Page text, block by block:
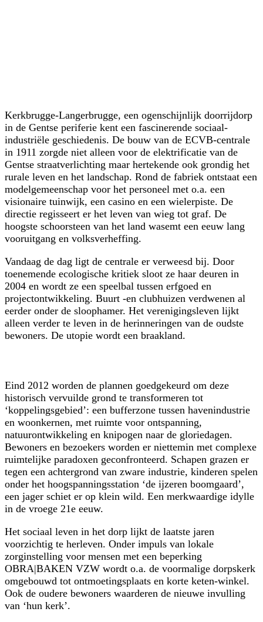
Kerkbrugge-Langerbrugge, een ogenschijnlijk doorrijdorp
in de Gentse periferie kent een fascinerende sociaal-
industriële geschiedenis. De bouw van de ECVB-centrale
in 1911 zorgde niet alleen voor de elektrificatie van de
Gentse straatverlichting maar hertekende ook grondig het
rurale leven en het landschap. Rond de fabriek ontstaat een
modelgemeenschap voor het personeel met o.a. een
visionaire tuinwijk, een casino en een wielerpiste. De
directie regisseert er het leven van wieg tot graf. De
hoogste schoorsteen van het land wasemt een eeuw lang
vooruitgang en volksverheffing.
Vandaag de dag ligt de centrale er verweesd bij. Door
toenemende ecologische kritiek sloot ze haar deuren in
2004 en wordt ze een speelbal tussen erfgoed en
projectontwikkeling. Buurt -en clubhuizen verdwenen al
eerder onder de sloophamer. Het verenigingsleven lijkt
alleen verder te leven in de herinneringen van de oudste
bewoners. De utopie wordt een braakland.
Eind 2012 worden de plannen goedgekeurd om deze
historisch vervuilde grond te transformeren tot
‘koppelingsgebied’: een bufferzone tussen havenindustrie
en woonkernen, met ruimte voor ontspanning,
natuurontwikkeling en knipogen naar de gloriedagen.
Bewoners en bezoekers worden er niettemin met complexe
ruimtelijke paradoxen geconfronteerd. Schapen grazen er
tegen een achtergrond van zware industrie, kinderen spelen
onder het hoogspanningsstation ‘de ijzeren boomgaard’,
een jager schiet er op klein wild. Een merkwaardige idylle
in de vroege 21e eeuw.
Het sociaal leven in het dorp lijkt de laatste jaren
voorzichtig te herleven. Onder impuls van lokale
zorginstelling voor mensen met een beperking
OBRA|BAKEN VZW wordt o.a. de voormalige dorpskerk
omgebouwd tot ontmoetingsplaats en korte keten-winkel.
Ook de oudere bewoners waarderen de nieuwe invulling
van ‘hun kerk’.